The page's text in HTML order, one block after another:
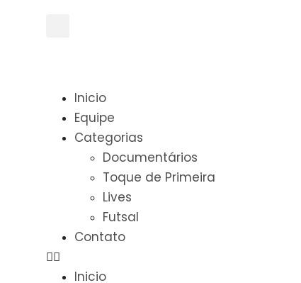
Inicio
Equipe
Categorias
Documentários
Toque de Primeira
Lives
Futsal
Contato
Inicio